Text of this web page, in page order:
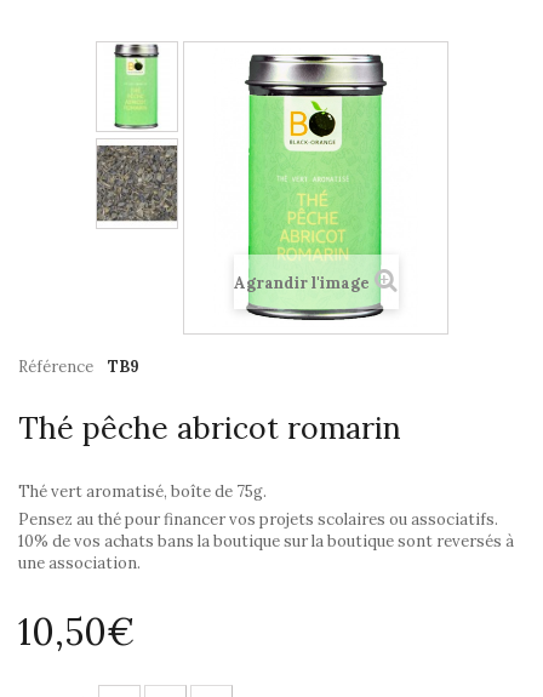
Agrandir l'image
Référence TB9
Thé pêche abricot romarin
Thé vert aromatisé, boîte de 75g.
Pensez au thé pour financer vos projets scolaires ou associatifs.
10% de vos achats bans la boutique sur la boutique sont reversés à
une association.
10,50€